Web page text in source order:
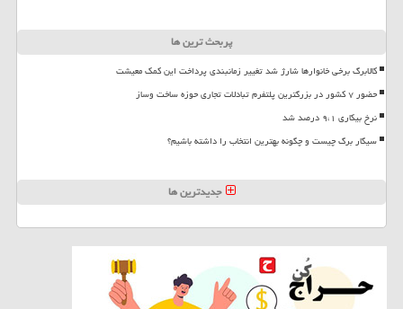
پربحث ترین ها
کالابرگ برخی خانوارها شارژ شد تغییر زمانبندی پرداخت این کمک معیشت
حضور ۷ کشور در بزرگترین پلتفرم تبادلات تجاری حوزه ساخت وساز
نرخ بیکاری ۹،۱ درصد شد
سیگار برگ چیست و چگونه بهترین انتخاب را داشته باشیم؟
جدیدترین ها